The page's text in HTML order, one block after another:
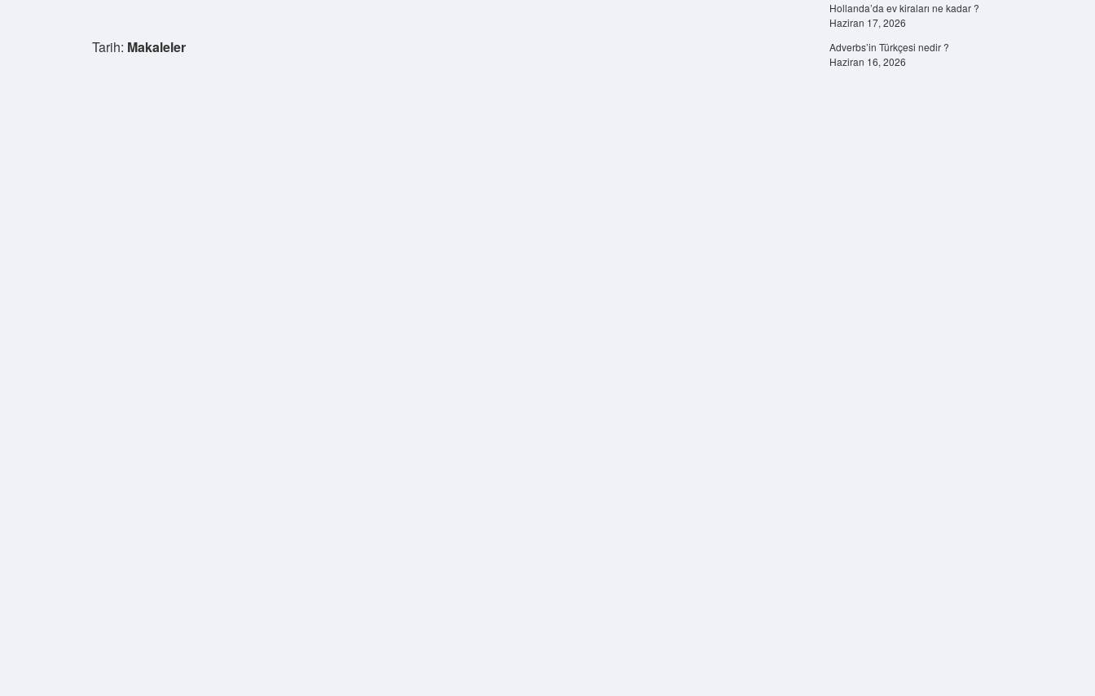
Tarih: Makaleler
Hollanda’da ev kiraları ne kadar ?
Haziran 17, 2026
Adverbs’in Türkçesi nedir ?
Haziran 16, 2026